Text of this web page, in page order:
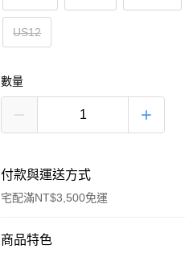
US12
數量
付款與運送方式
宅配滿NT$3,500免運
付款方式
商品特色